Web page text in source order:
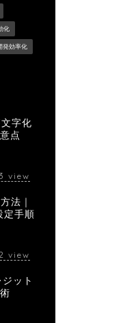
化
発効率化
字化
点
view
法｜
定手順
view
ット